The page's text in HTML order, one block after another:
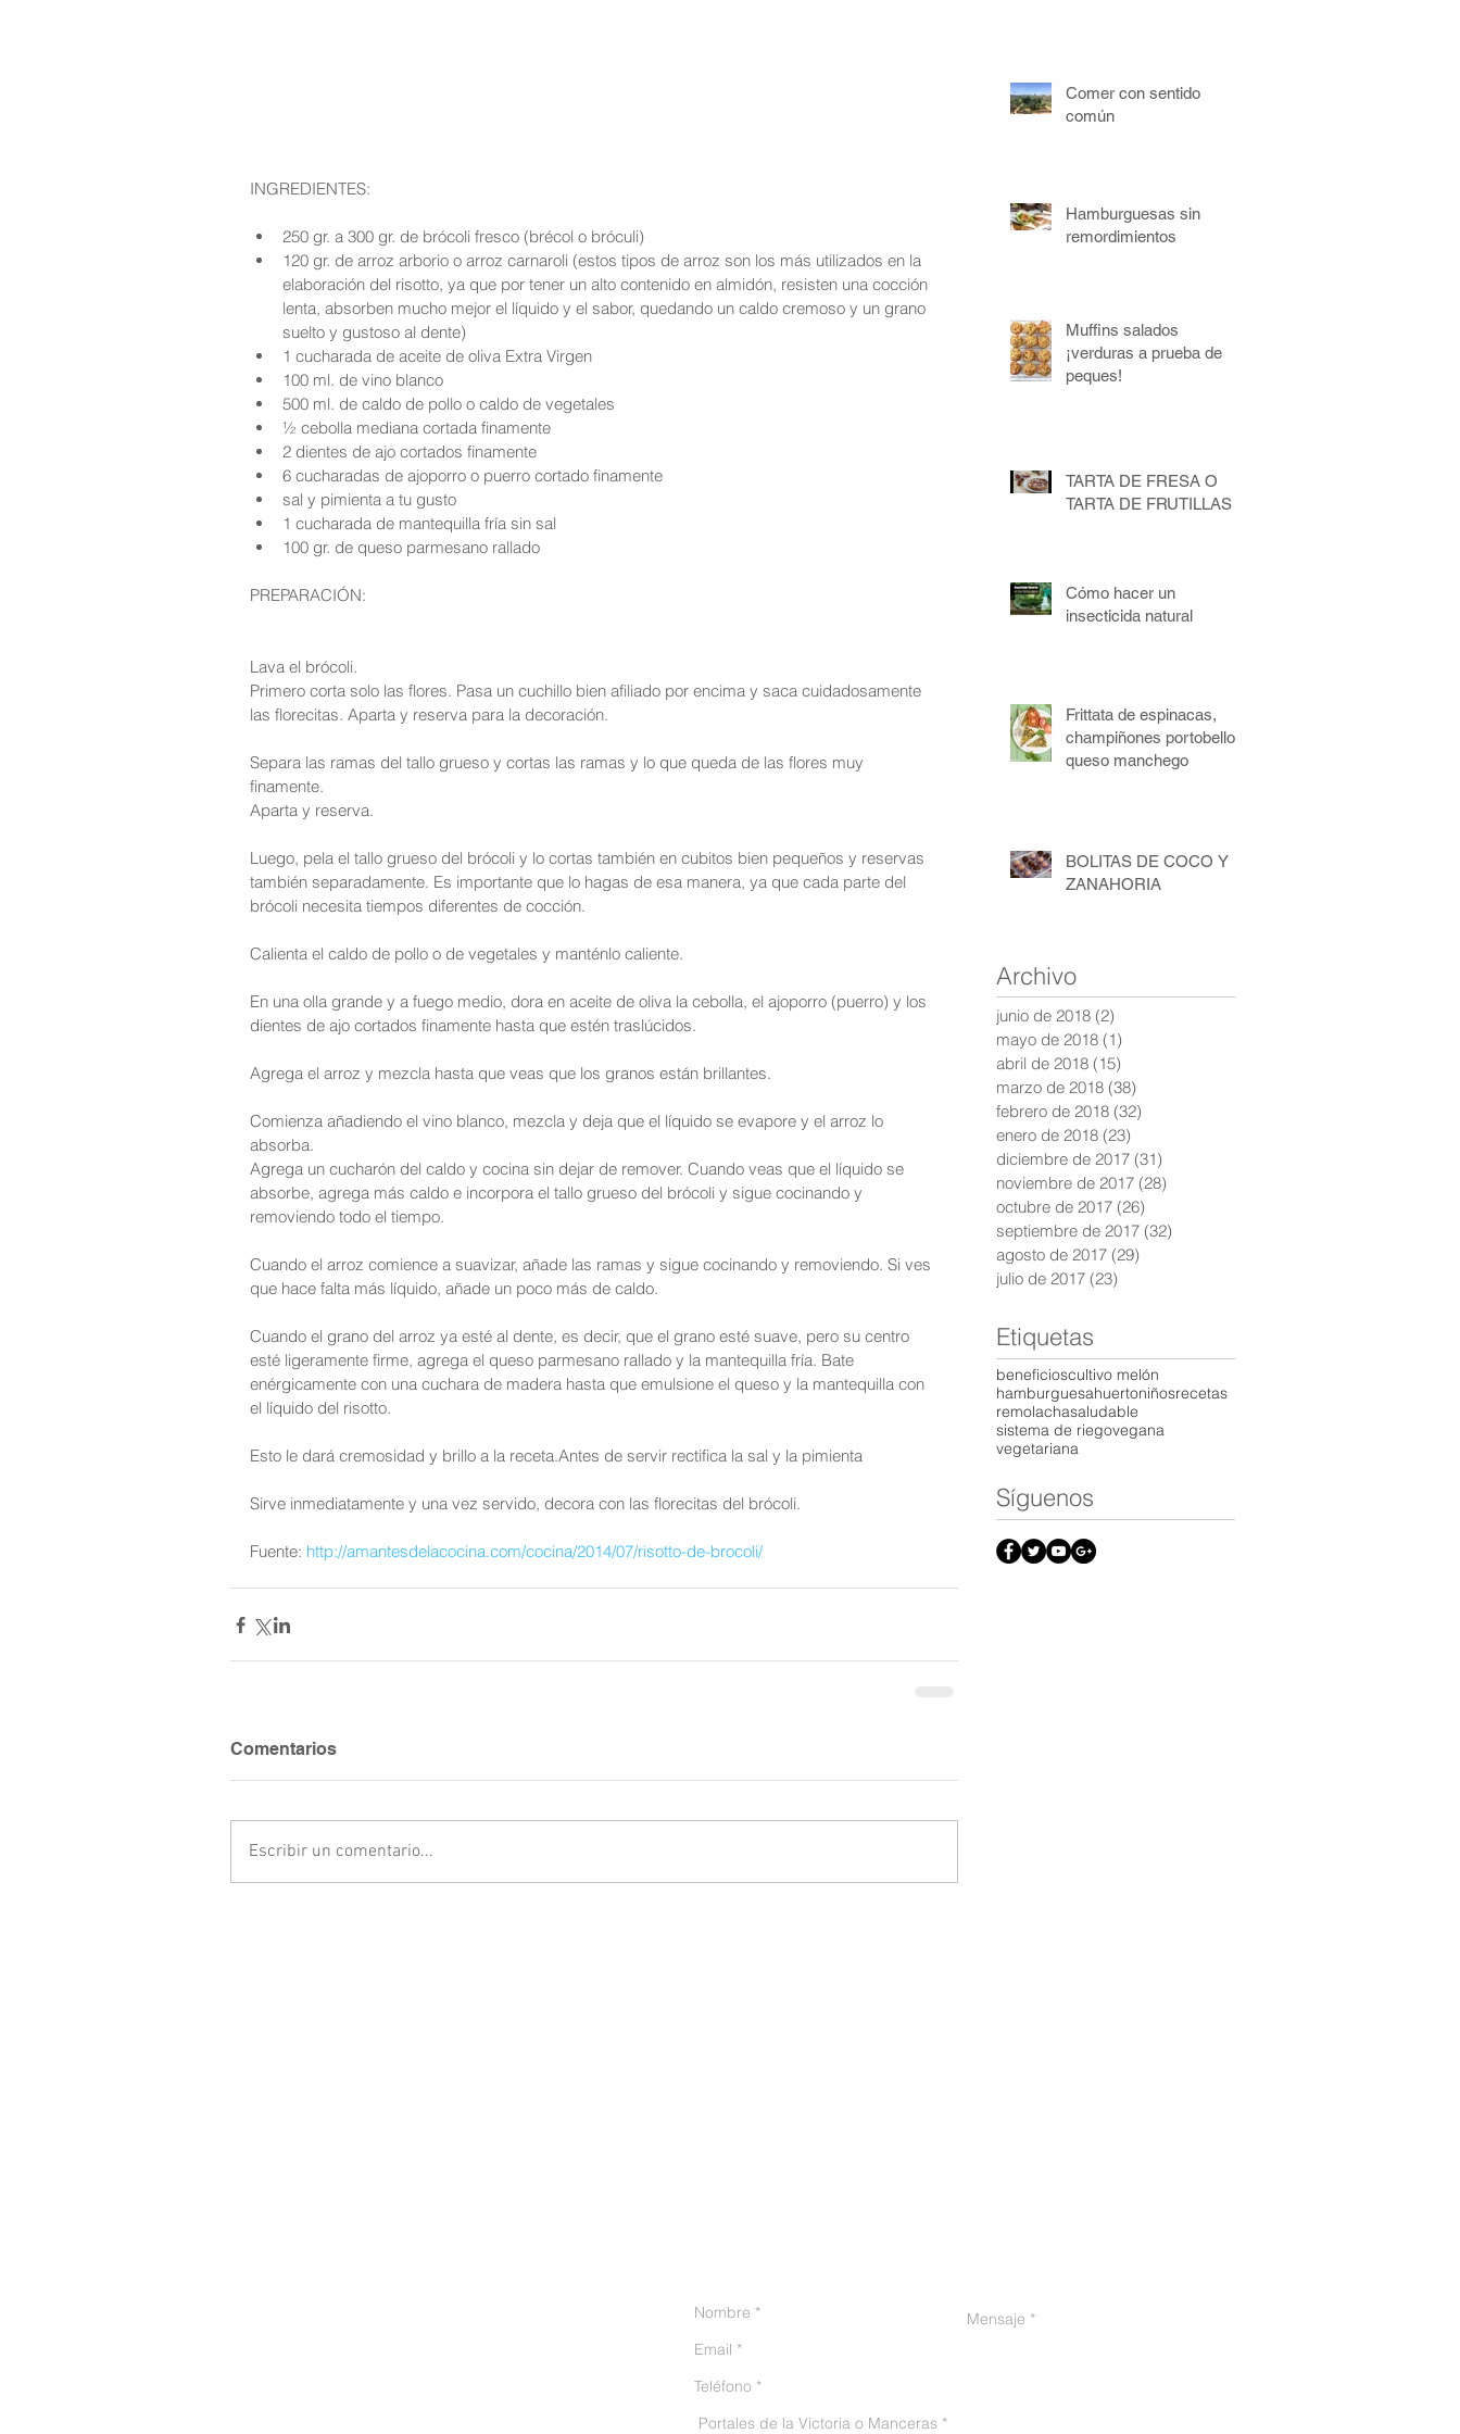
INGREDIENTES:
250 gr. a 300 gr. de brócoli fresco (brécol o bróculi)
120 gr. de arroz arborio o arroz carnaroli (estos tipos de arroz son los más utilizados en la
elaboración del risotto, ya que por tener un alto contenido en almidón, resisten una cocción
lenta, absorben mucho mejor el líquido y el sabor, quedando un caldo cremoso y un grano
suelto y gustoso al dente)
1 cucharada de aceite de oliva Extra Virgen
100 ml. de vino blanco
500 ml. de caldo de pollo o caldo de vegetales
½ cebolla mediana cortada finamente
2 dientes de ajo cortados finamente
6 cucharadas de ajoporro o puerro cortado finamente
sal y pimienta a tu gusto
1 cucharada de mantequilla fría sin sal
100 gr. de queso parmesano rallado
PREPARACIÓN:
Lava el brócoli.
Primero corta solo las flores. Pasa un cuchillo bien afiliado por encima y saca cuidadosamente
las florecitas. Aparta y reserva para la decoración.
Separa las ramas del tallo grueso y cortas las ramas y lo que queda de las flores muy
finamente.
Aparta y reserva.
Luego, pela el tallo grueso del brócoli y lo cortas también en cubitos bien pequeños y reservas
también separadamente. Es importante que lo hagas de esa manera, ya que cada parte del
brócoli necesita tiempos diferentes de cocción.
Calienta el caldo de pollo o de vegetales y manténlo caliente.
En una olla grande y a fuego medio, dora en aceite de oliva la cebolla, el ajoporro (puerro) y los
dientes de ajo cortados finamente hasta que estén traslúcidos.
Agrega el arroz y mezcla hasta que veas que los granos están brillantes.
Comienza añadiendo el vino blanco, mezcla y deja que el líquido se evapore y el arroz lo
absorba.
Agrega un cucharón del caldo y cocina sin dejar de remover. Cuando veas que el líquido se
absorbe, agrega más caldo e incorpora el tallo grueso del brócoli y sigue cocinando y
removiendo todo el tiempo.
Cuando el arroz comience a suavizar, añade las ramas y sigue cocinando y removiendo. Si ves
que hace falta más líquido, añade un poco más de caldo.
Cuando el grano del arroz ya esté al dente, es decir, que el grano esté suave, pero su centro
esté ligeramente firme, agrega el queso parmesano rallado y la mantequilla fría. Bate
enérgicamente con una cuchara de madera hasta que emulsione el queso y la mantequilla con
el líquido del risotto.
Esto le dará cremosidad y brillo a la receta.Antes de servir rectifica la sal y la pimienta
Sirve inmediatamente y una vez servido, decora con las florecitas del brócoli.
Fuente: http://amantesdelacocina.com/cocina/2014/07/risotto-de-brocoli/
Comentarios
Escribir un comentario...
Comer con sentido
común
Hamburguesas sin
remordimientos
Muffins salados
¡verduras a prueba de
peques!
TARTA DE FRESA O
TARTA DE FRUTILLAS
Cómo hacer un
insecticida natural
Frittata de espinacas,
champiñones portobello y
queso manchego
BOLITAS DE COCO Y
ZANAHORIA
Archivo
junio de 2018 (2)
mayo de 2018 (1)
abril de 2018 (15)
marzo de 2018 (38)
febrero de 2018 (32)
enero de 2018 (23)
diciembre de 2017 (31)
noviembre de 2017 (28)
octubre de 2017 (26)
septiembre de 2017 (32)
agosto de 2017 (29)
julio de 2017 (23)
Etiquetas
beneficioscultivo melón
hamburguesahuertoniñosrecetas
remolachasaludable
sistema de riegovegana
vegetariana
Síguenos